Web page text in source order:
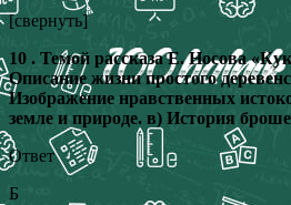
[свернуть]
10 . Темой рассказа Е. Носова
Описание жизни простого
Изображение нравственных
земле и природе. в) История
Ответ
Б